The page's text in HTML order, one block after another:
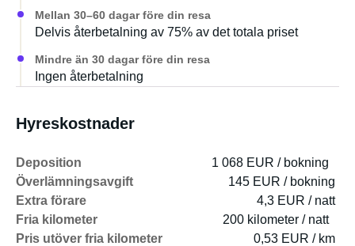
Mellan 30–60 dagar före din resa
Delvis återbetalning av 75% av det totala priset
Mindre än 30 dagar före din resa
Ingen återbetalning
Hyreskostnader
Deposition
1 068 EUR / bokning
Överlämningsavgift
145 EUR / bokning
Extra förare
4,3 EUR / natt
Fria kilometer
200 kilometer / natt
Pris utöver fria kilometer
0,53 EUR / km